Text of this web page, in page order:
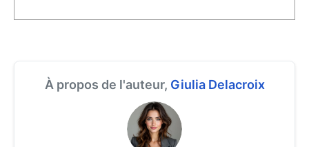
À propos de l'auteur, Giulia Delacroix